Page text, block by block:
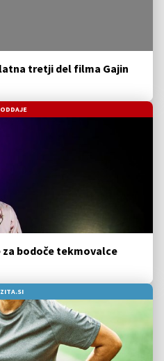
tretji del filma Gajin
bodoče tekmovalce